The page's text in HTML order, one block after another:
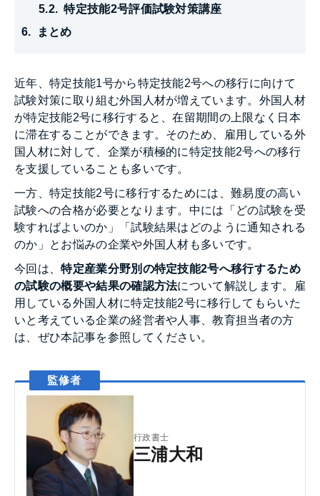
特定技能2号評価試験対策講座
まとめ
近年、特定技能1号から特定技能2号への移行に向けて
試験対策に取り組む外国人材が増えています。外国人材
が特定技能2号に移行すると、在留期間の上限なく日本
に滞在することができます。そのため、雇用している外
国人材に対して、企業が積極的に特定技能2号への移行
を支援していることも多いです。
一方、特定技能2号に移行するためには、難易度の高い
試験への合格が必要となります。中には「どの試験を受
験すればよいのか」「試験結果はどのように通知される
のか」とお悩みの企業や外国人材も多いです。
今回は、特定産業分野別の特定技能2号へ移行するため
の試験の概要や結果の確認方法について解説します。雇
用している外国人材に特定技能2号に移行してもらいた
いと考えている企業の経営者や人事、教育担当者の方
は、ぜひ本記事を参照してください。
行政書士
三浦大和